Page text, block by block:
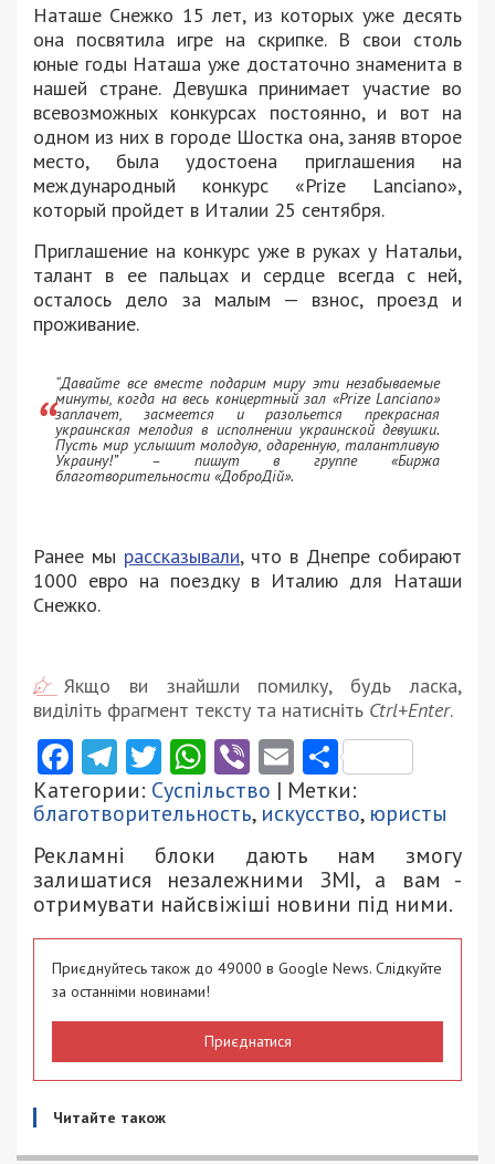
Наташе Снежко 15 лет, из которых уже десять
она посвятила игре на скрипке. В свои столь
юные годы Наташа уже достаточно знаменита в
нашей стране. Девушка принимает участие во
всевозможных конкурсах постоянно, и вот на
одном из них в городе Шостка она, заняв второе
место, была удостоена приглашения на
международный конкурс «Prize Lanciano»,
который пройдет в Италии 25 сентября.
Приглашение на конкурс уже в руках у Натальи,
талант в ее пальцах и сердце всегда с ней,
осталось дело за малым — взнос, проезд и
проживание.
“Давайте все вместе подарим миру эти незабываемые
минуты, когда на весь концертный зал «Prize Lanciano»
заплачет, засмеется и разольется прекрасная
украинская мелодия в исполнении украинской девушки.
Пусть мир услышит молодую, одаренную, талантливую
Украину!” – пишут в группе «Биржа
благотворительности «ДоброДій».
Ранее мы рассказывали, что в Днепре собирают
1000 евро на поездку в Италию для Наташи
Снежко.
Якщо ви знайшли помилку, будь ласка,
виділіть фрагмент тексту та натисніть Ctrl+Enter.
Facebook
Telegram
Twitter
WhatsApp
ViberEmail
Категории: Суспільство | Метки:
благотворительность, искусство, юристы
Рекламні блоки дають нам змогу
залишатися незалежними ЗМІ, а вам -
отримувати найсвіжіші новини під ними.
Приєднуйтесь також до 49000 в Google News. Слідкуйте
за останніми новинами!
Приєднатися
Читайте також